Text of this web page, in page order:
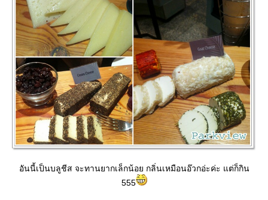
อันนี้เป็นบลูชีส จะทานยากเล็กน้อย กลิ่นเหมือนอ๊วกอ่ะค่ะ แต่ก็กิน
555